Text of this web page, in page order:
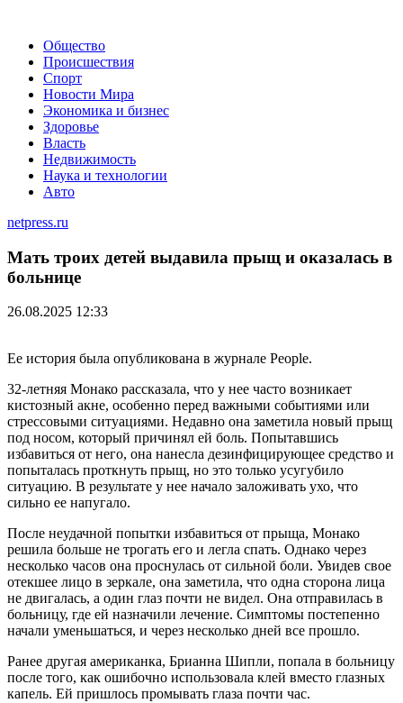
Общество
Происшествия
Спорт
Новости Мира
Экономика и бизнес
Здоровье
Власть
Недвижимость
Наука и технологии
Авто
netpress.ru
Мать троих детей выдавила прыщ и оказалась в
больнице
26.08.2025 12:33
Ее история была опубликована в журнале People.
32-летняя Монако рассказала, что у нее часто возникает
кистозный акне, особенно перед важными событиями или
стрессовыми ситуациями. Недавно она заметила новый прыщ
под носом, который причинял ей боль. Попытавшись
избавиться от него, она нанесла дезинфицирующее средство и
попыталась проткнуть прыщ, но это только усугубило
ситуацию. В результате у нее начало заложивать ухо, что
сильно ее напугало.
После неудачной попытки избавиться от прыща, Монако
решила больше не трогать его и легла спать. Однако через
несколько часов она проснулась от сильной боли. Увидев свое
отекшее лицо в зеркале, она заметила, что одна сторона лица
не двигалась, а один глаз почти не видел. Она отправилась в
больницу, где ей назначили лечение. Симптомы постепенно
начали уменьшаться, и через несколько дней все прошло.
Ранее другая американка, Брианна Шипли, попала в больницу
после того, как ошибочно использовала клей вместо глазных
капель. Ей пришлось промывать глаза почти час.